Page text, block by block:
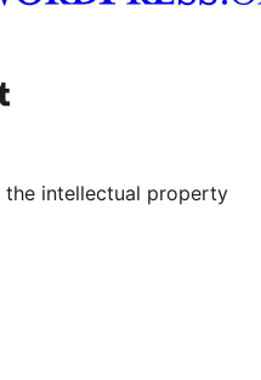
channel
our Tumblr account
the intellectual property